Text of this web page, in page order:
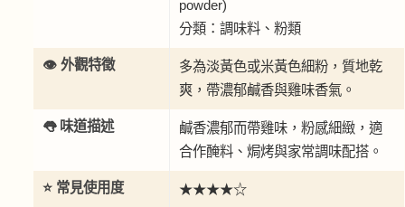
powder)
分類：調味料、粉類
👁️ 外觀特徵
多為淡黃色或米黃色細粉，質地乾
爽，帶濃郁鹹香與雞味香氣。
👅 味道描述
鹹香濃郁而帶雞味，粉感細緻，適
合作醃料、焗烤與家常調味配搭。
⭐ 常見使用度 ★★★★☆